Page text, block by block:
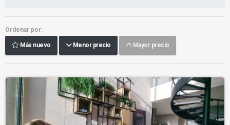
Ordenar por:
Más nuevo Menor precio Mayor precio